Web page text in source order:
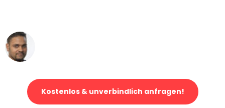
Kostenlos & unverbindlich anfragen!